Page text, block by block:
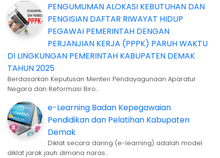
PENGUMUMAN ALOKASI KEBUTUHAN DAN
PENGISIAN DAFTAR RIWAYAT HIDUP
PEGAWAI PEMERINTAH DENGAN
PERJANJIAN KERJA (PPPK) PARUH WAKTU
DI LINGKUNGAN PEMERINTAH KABUPATEN DEMAK
TAHUN 2025
Berdasarkan Keputusan Menteri Pendayagunaan Aparatur
Negara dan Reformasi Biro…
e-Learning Badan Kepegawaian
Pendidikan dan Pelatihan Kabupaten
Demak
Diklat secara daring (e-learning) adalah model
diklat jarak jauh dimana naras…